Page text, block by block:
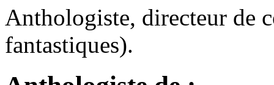
Anthologiste, directeur de
fantastiques).